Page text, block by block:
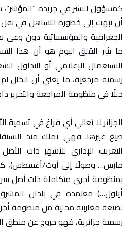
كمسؤول للنشر في جريدة “المؤشر”،
أن نبهت إلى خطورة التساهل في
الجغرافية والمؤسساتية دون وعي
ما يثير القلق اليوم هو أن هذا
الاستعمال الإعلامي أو التداول
رسمية مرجعية، ما يعني أن الخلل
خللًا في منظومة المراجعة
الجزائر لا تعاني أي فراغ في تسمية
صيغ غيرها. فهي تملك منذ
التعريب الإداري للأشهر ذات
مارس… وصولًا إلى أوت/أغسطس)،
بمنظومة أخرى متكاملة ذات أصل
أيلول…) معتمدة في بلدان
لصيغة مغاربية محلية من منظومة
رسمية جزائرية، فهو خروج عن منطق